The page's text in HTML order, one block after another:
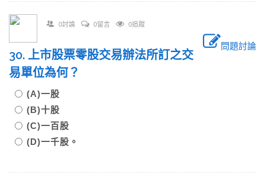
0討論 0留言 0追蹤
問題討論
30. 上市股票零股交易辦法所訂之交
易單位為何？
(A)一股
(B)十股
(C)一百股
(D)一千股。